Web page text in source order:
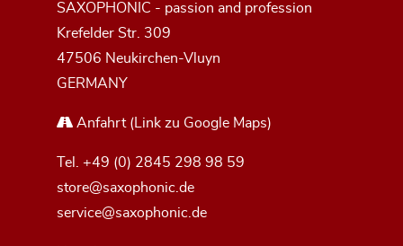
SAXOPHONIC - passion and profession
Krefelder Str. 309
47506 Neukirchen-Vluyn
GERMANY
Anfahrt(Link zu Google Maps)
Tel. +49 (0) 2845 298 98 59
store@saxophonic.de
service@saxophonic.de